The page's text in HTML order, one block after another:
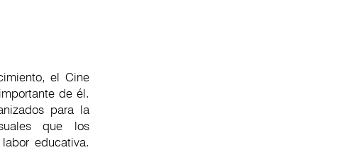
el Cine
de él.
para la
que los
educativa.